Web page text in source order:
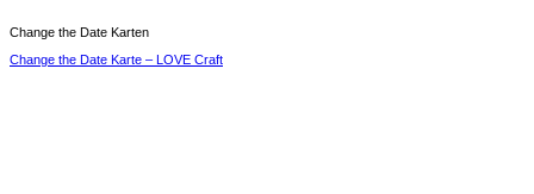
Change the Date Karten
Change the Date Karte – LOVE Craft